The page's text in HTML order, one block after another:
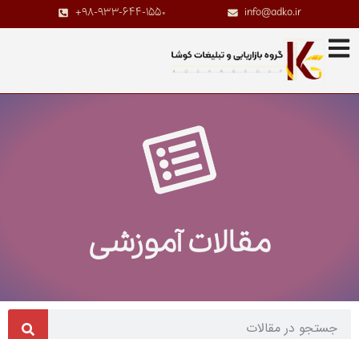
info@adko.ir
+98-933-644-1550
مقالات آموزشی